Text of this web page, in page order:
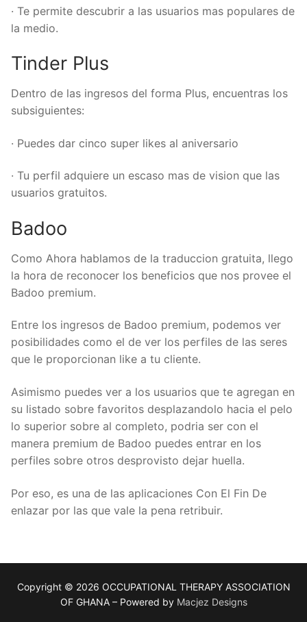
· Te permite descubrir a las usuarios mas populares de
la medio.
Tinder Plus
Dentro de las ingresos del forma Plus, encuentras los
subsiguientes:
· Puedes dar cinco super likes al aniversario
· Tu perfil adquiere un escaso mas de vision que las
usuarios gratuitos.
Badoo
Como Ahora hablamos de la traduccion gratuita, llego
la hora de reconocer los beneficios que nos provee el
Badoo premium.
Entre los ingresos de Badoo premium, podemos ver
posibilidades como el de ver los perfiles de las seres
que le proporcionan like a tu cliente.
Asimismo puedes ver a los usuarios que te agregan en
su listado sobre favoritos desplazandolo hacia el pelo
lo superior sobre al completo, podri­a ser con el
manera premium de Badoo puedes entrar en los
perfiles sobre otros desprovisto dejar huella.
Por eso, es una de las aplicaciones Con El Fin De
enlazar por las que vale la pena retribuir.
Copyright © 2026 OCCUPATIONAL THERAPY ASSOCIATION
OF GHANA – Powered by Macjez Designs